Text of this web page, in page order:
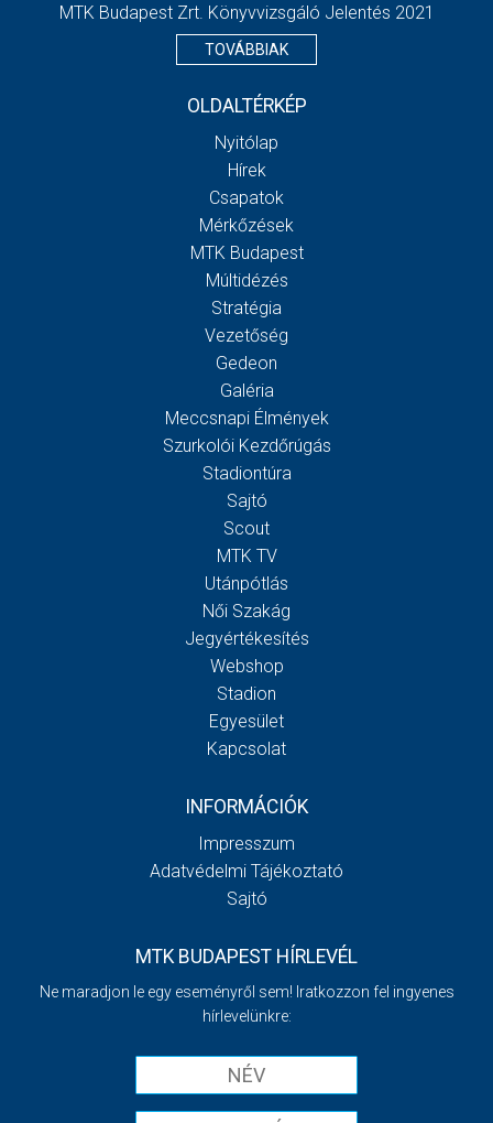
MTK Budapest Zrt. Könyvvizsgáló Jelentés 2021
TOVÁBBIAK
OLDALTÉRKÉP
Nyitólap
Hírek
Csapatok
Mérkőzések
MTK Budapest
Múltidézés
Stratégia
Vezetőség
Gedeon
Galéria
Meccsnapi Élmények
Szurkolói Kezdőrúgás
Stadiontúra
Sajtó
Scout
MTK TV
Utánpótlás
Női Szakág
Jegyértékesítés
Webshop
Stadion
Egyesület
Kapcsolat
INFORMÁCIÓK
Impresszum
Adatvédelmi Tájékoztató
Sajtó
MTK BUDAPEST HÍRLEVÉL
Ne maradjon le egy eseményről sem! Iratkozzon fel ingyenes
hírlevelünkre: